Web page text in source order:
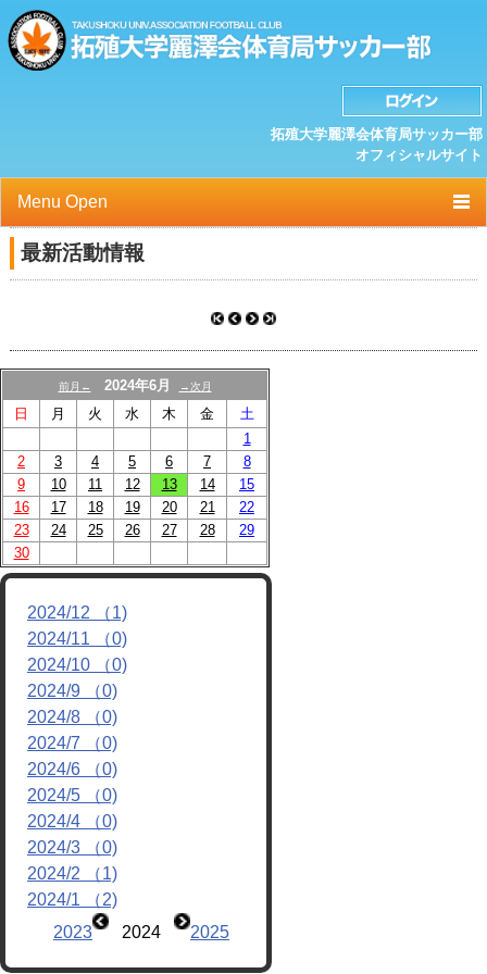
拓殖大学麗澤会体育局サッカー部
オフィシャルサイト
Menu Open
TOP
選手/スタッフ一覧
スケジュール
OB紹介/OB会
リンク
最新活動情報
前月← 2024年6月 →次月
日 月 火 水 木 金
土
1
2
3 4 5 6 7
8
9
10 11 12 13 14
15
16
17 18 19 20 21
22
23
24 25 26 27 28
29
30
2024/12 （1)
2024/11 （0)
2024/10 （0)
2024/9 （0)
2024/8 （0)
2024/7 （0)
2024/6 （0)
2024/5 （0)
2024/4 （0)
2024/3 （0)
2024/2 （1)
2024/1 （2)
2023
2024 2025